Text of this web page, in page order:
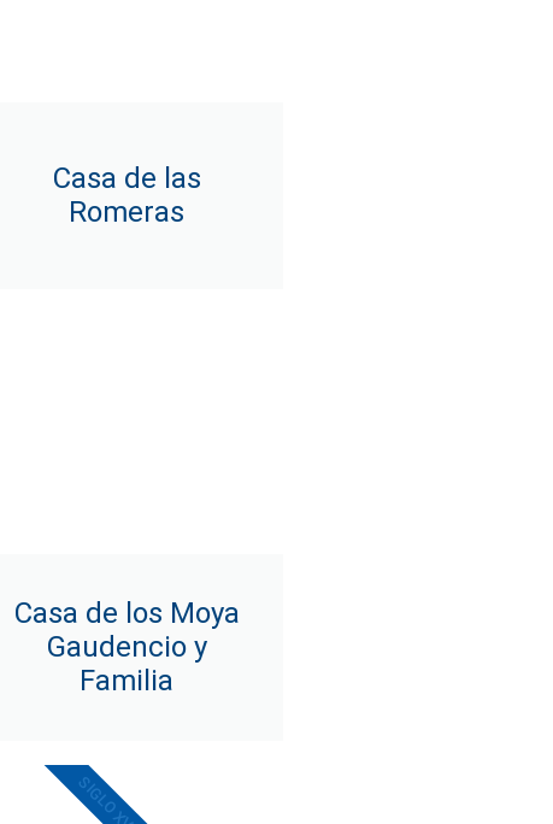
Casa de las
Romeras
Casa de los Moya
Gaudencio y
Familia
SIGLO XVII